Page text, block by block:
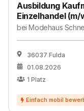
Ausbildung
Einzelhandel (m/
beiModehaus
36037 Fulda
01.08.2026
1 Platz